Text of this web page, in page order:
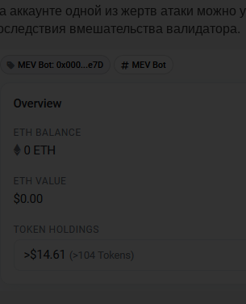
аккаунте одной из жертв атаки можно
вмешательства валидатора.